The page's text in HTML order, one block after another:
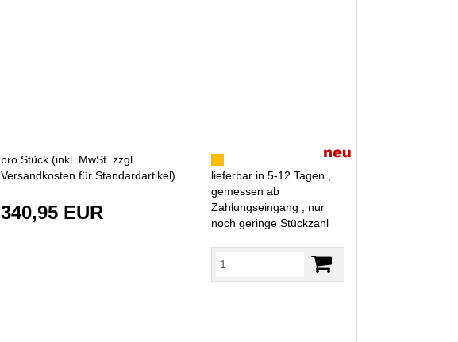
pro Stück (inkl. MwSt. zzgl.
Versandkosten für Standardartikel)
340,95 EUR
lieferbar in 5-12 Tagen ,
gemessen ab
Zahlungseingang , nur
noch geringe Stückzahl